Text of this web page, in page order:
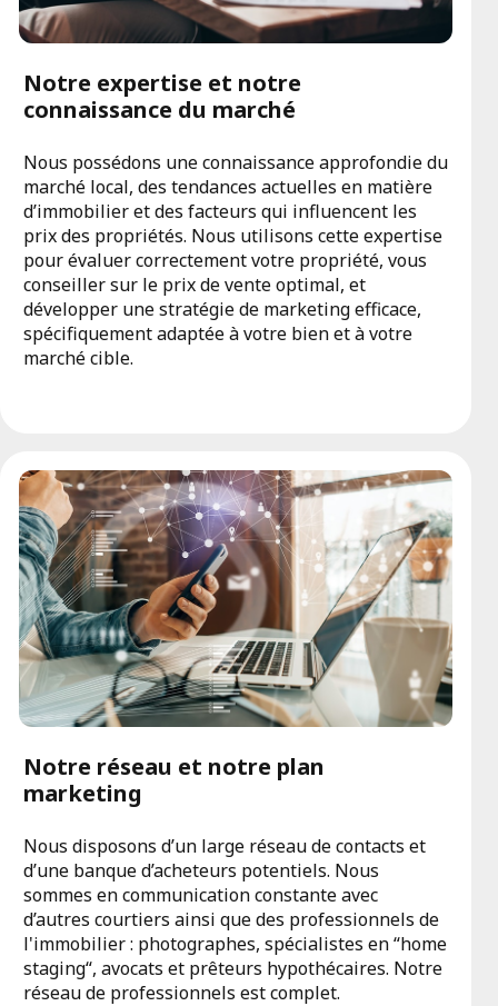
Notre expertise et notre
connaissance du marché
Nous possédons une connaissance approfondie du
marché local, des tendances actuelles en matière
d’immobilier et des facteurs qui influencent les
prix des propriétés. Nous utilisons cette expertise
pour évaluer correctement votre propriété, vous
conseiller sur le prix de vente optimal, et
développer une stratégie de marketing efficace,
spécifiquement adaptée à votre bien et à votre
marché cible.
Notre réseau et notre plan
marketing
Nous disposons d’un large réseau de contacts et
d’une banque d’acheteurs potentiels. Nous
sommes en communication constante avec
d’autres courtiers ainsi que des professionnels de
l'immobilier : photographes, spécialistes en “home
staging“, avocats et prêteurs hypothécaires. Notre
réseau de professionnels est complet.